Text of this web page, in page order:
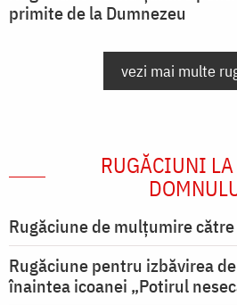
primite de la Dumnezeu
vezi mai multe
RUGĂCIUNI
Rugăciune de mulţumire
Rugăciune pentru izbăvirea
înaintea icoanei „Potirul